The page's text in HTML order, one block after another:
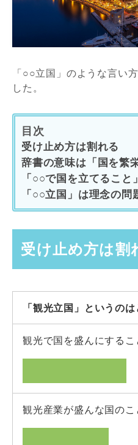
「○○立国」のような言い
した。
目次
受け止め方は割れる
辞書の意味は「国を繁
「○○で国を立てるこ
「○○立国」は理念の問
受け止め方は割
「観光立国」というの
観光で国を盛んにする
観光産業が盛んな国の